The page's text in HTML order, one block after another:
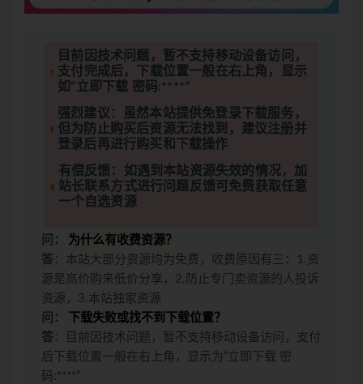
目前因技术问题，暂不支持移动设备访问，
支付完成后，下载位置一般在右上角，显示
如“立即下载 密码:****”
强烈建议：虽然本站提供免登录下载服务，
但为防止购买后资源无法找到，建议注册并
登录后再进行购买和下载操作
有偿反馈：如遇到本站资源失效的情况，加
站长联系方式进行问题反馈可免费获取任意
一个自选资源
问：
为什么有收费资源？
答 ：本站大部分资源均为免费，收费原因有三：1.资
源是高价购来低价分享，2.防止专门卖资源的人投诉
资源，3.本站独家资源
问：
下载失败或找不到下载位置？
答 ：目前因技术问题，暂不支持移动设备访问，支付
后下载位置一般在右上角，显示为“立即下载 密
码:****”